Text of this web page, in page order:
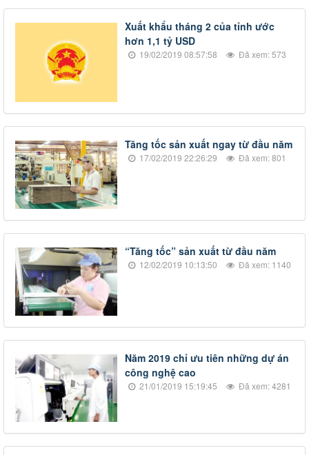
​Xuất khẩu tháng 2 của tỉnh ước
hơn 1,1 tỷ USD
19/02/2019 08:57:58 Đã xem: 573
Tăng tốc sản xuất ngay từ đầu năm
17/02/2019 22:26:29 Đã xem: 801
“Tăng tốc” sản xuất từ đầu năm
12/02/2019 10:13:50 Đã xem: 1140
​Năm 2019 chỉ ưu tiên những dự án
công nghệ cao
21/01/2019 15:19:45 Đã xem: 4281